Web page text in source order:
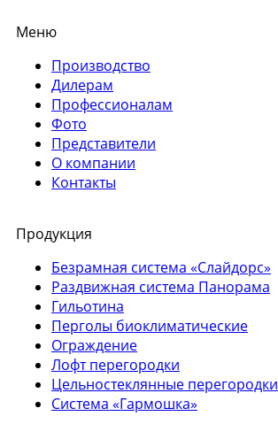
Меню
Производство
Дилерам
Профессионалам
Фото
Представители
О компании
Контакты
Продукция
Безрамная система «Слайдорс»
Раздвижная система Панорама
Гильотина
Перголы биоклиматические
Ограждение
Лофт перегородки
Цельностеклянные перегородки
Система «Гармошка»